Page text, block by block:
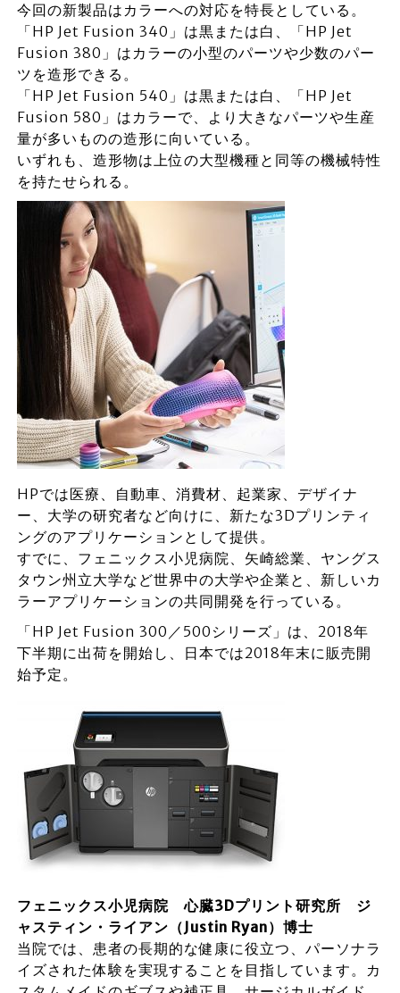
今回の新製品はカラーへの対応を特長としている。
「HP Jet Fusion 340」は黒または白、「HP Jet
Fusion 380」はカラーの小型のパーツや少数のパー
ツを造形できる。
「HP Jet Fusion 540」は黒または白、「HP Jet
Fusion 580」はカラーで、より大きなパーツや生産
量が多いものの造形に向いている。
いずれも、造形物は上位の大型機種と同等の機械特性
を持たせられる。
HPでは医療、自動車、消費材、起業家、デザイナ
ー、大学の研究者など向けに、新たな3Dプリンティ
ングのアプリケーションとして提供。
すでに、フェニックス小児病院、矢崎総業、ヤングス
タウン州立大学など世界中の大学や企業と、新しいカ
ラーアプリケーションの共同開発を行っている。
「HP Jet Fusion 300／500シリーズ」は、2018年
下半期に出荷を開始し、日本では2018年末に販売開
始予定。
フェニックス小児病院 心臓3Dプリント研究所 ジ
ャスティン・ライアン（Justin Ryan）博士
当院では、患者の長期的な健康に役立つ、パーソナラ
イズされた体験を実現することを目指しています。カ